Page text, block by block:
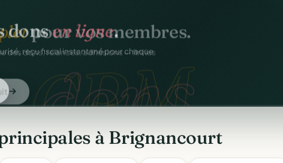
dons.
donsen ligne.
reçu fiscal instantané pour chaque
à Brignancourt